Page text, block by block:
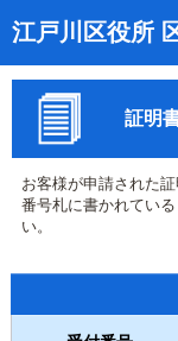
江戸川区役所
トップページ
受付番号の呼出
証明書の交付状
来庁日時の事前
事前予約の確
証明
お客様が申請された
番号札に書かれてい
い。